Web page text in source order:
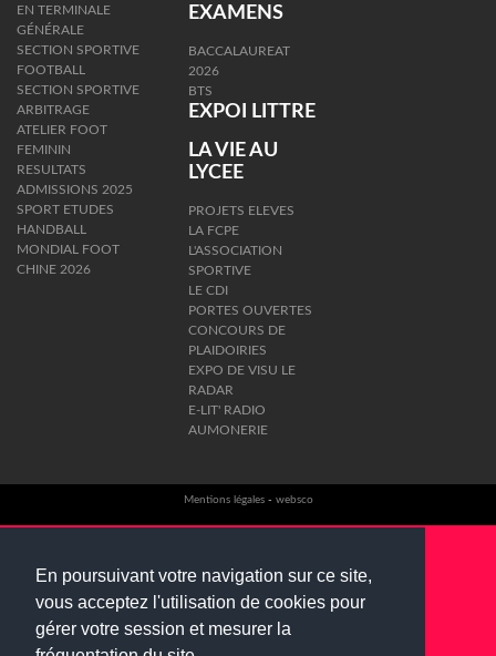
En poursuivant votre navigation sur ce site,
vous acceptez l'utilisation de cookies pour
gérer votre session et mesurer la
EN TERMINALE
GÉNÉRALE
SECTION SPORTIVE
FOOTBALL
SECTION SPORTIVE
ARBITRAGE
ATELIER FOOT
FEMININ
RESULTATS
ADMISSIONS 2025
SPORT ETUDES
HANDBALL
MONDIAL FOOT
CHINE 2026
EXAMENS
BACCALAUREAT
2026
BTS
EXPOI LITTRE
LA VIE AU
LYCEE
PROJETS ELEVES
LA FCPE
L'ASSOCIATION
SPORTIVE
LE CDI
PORTES OUVERTES
CONCOURS DE
PLAIDOIRIES
EXPO DE VISU LE
RADAR
E-LIT' RADIO
AUMONERIE
Mentions légales- websco